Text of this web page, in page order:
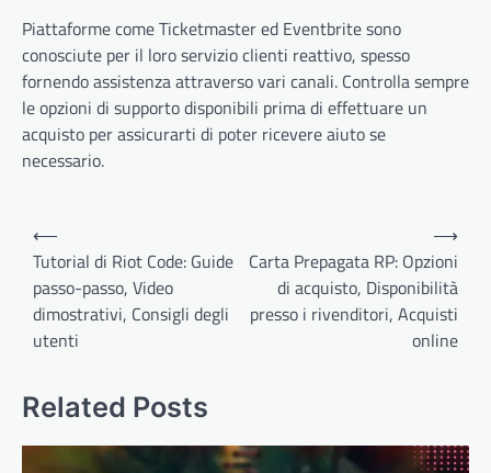
Piattaforme come Ticketmaster ed Eventbrite sono
conosciute per il loro servizio clienti reattivo, spesso
fornendo assistenza attraverso vari canali. Controlla sempre
le opzioni di supporto disponibili prima di effettuare un
acquisto per assicurarti di poter ricevere aiuto se
necessario.
Post
navigation
⟵
Tutorial di Riot Code: Guide
passo-passo, Video
dimostrativi, Consigli degli
utenti
Carta Prepagata RP: Opzioni
di acquisto, Disponibilità
presso i rivenditori, Acquisti
online
⟶
Related Posts